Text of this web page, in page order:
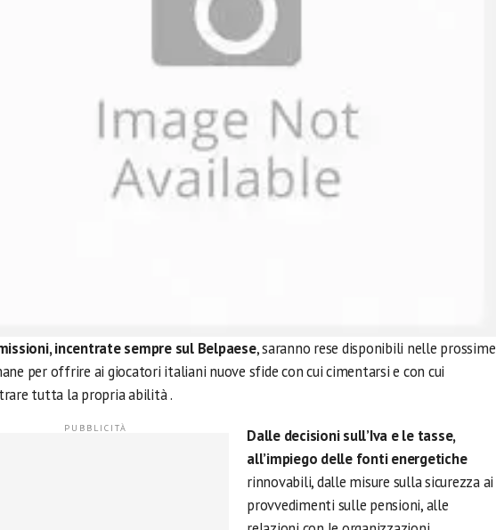
incentrate sempre sul Belpaese, saranno rese disponibili nelle prossime
per offrire ai giocatori italiani nuove sfide con cui cimentarsi e con cui
tutta la propria abilità .
Dalle decisioni sull’Iva e le tasse,
all’impiego delle fonti energetiche
rinnovabili, dalle misure sulla sicurezza ai
provvedimenti sulle pensioni, alle